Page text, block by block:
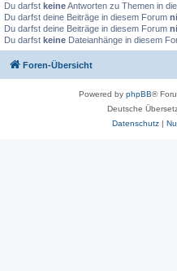
Du darfst keineAntworten zu Themen in
Du darfst deine Beiträge in diesem Forum
Du darfst deine Beiträge in diesem Forum
Du darfst keine Dateianhänge in diesem
Foren-Übersicht
Powered by phpBB®
Deutsche
Datenschutz|